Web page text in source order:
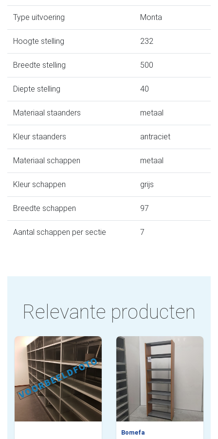
Type uitvoering Monta
Hoogte stelling 232
Breedte stelling 500
Diepte stelling 40
Materiaal staanders metaal
Kleur staanders antraciet
Materiaal schappen metaal
Kleur schappen grijs
Breedte schappen 97
Aantal schappen per sectie 7
Relevante producten
Bomefa